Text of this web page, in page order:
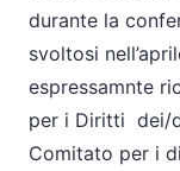
durante la
svoltosi
espressamnte
per i Diritti dei/
Comitato per i